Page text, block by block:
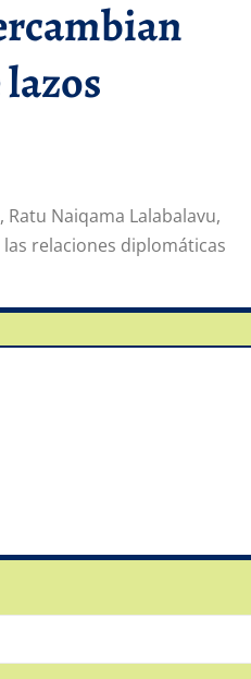
Ratu Naiqama Lalabalavu,
relaciones diplomáticas